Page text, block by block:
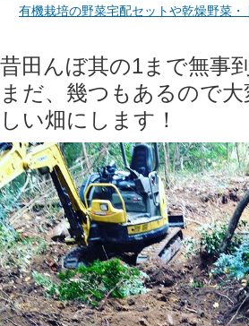
有機栽培の野菜宅配セットや乾燥野菜・
昔田んぼ其の1まで無事
まだ、幾つもあるので
しい畑にします！